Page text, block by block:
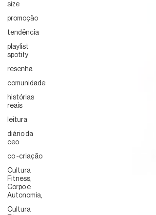
size
promoção
tendência
playlist
spotify
resenha
comunidade
histórias
reais
leitura
diário da
ceo
co -criação
Cultura
Fitness,
Corpo e
Autonomia,
Cultura